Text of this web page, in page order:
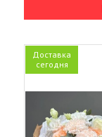
Доставка
сегодня